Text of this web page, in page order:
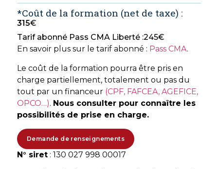
*Coût de la formation (net de taxe) :
315€
Tarif abonné Pass CMA Liberté :245€
En savoir plus sur le tarif abonné : Pass CMA.
Le coût de la formation pourra être pris en
charge partiellement, totalement ou pas du
tout par un financeur (CPF, FAFCEA, AGEFICE,
OPCO…). Nous consulter pour connaître les
possibilités de prise en charge.
Demande de renseignements
N° siret : 130 027 998 00017